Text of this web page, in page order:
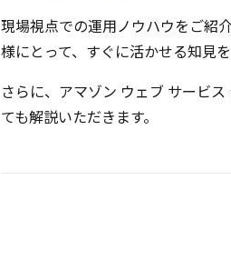
現場視点での運用ノウハウをご紹
様にとって、すぐに活かせる知見を
さらに、アマゾン ウェブ サービ
ても解説いただきます。